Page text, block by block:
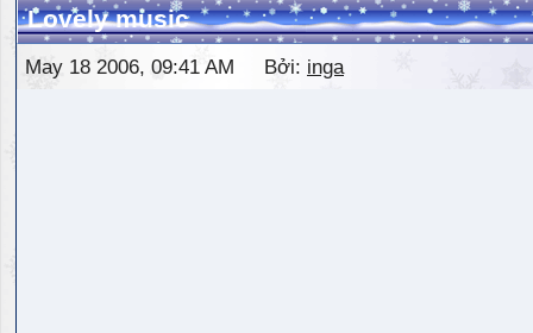
Lovely music
May 18 2006, 09:41 AM Bởi: inga